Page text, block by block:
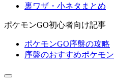
裏ワザ・小ネタまとめ
ポケモンGO初心者向け記事
ポケモンGO序盤の攻略
序盤のおすすめポケモン